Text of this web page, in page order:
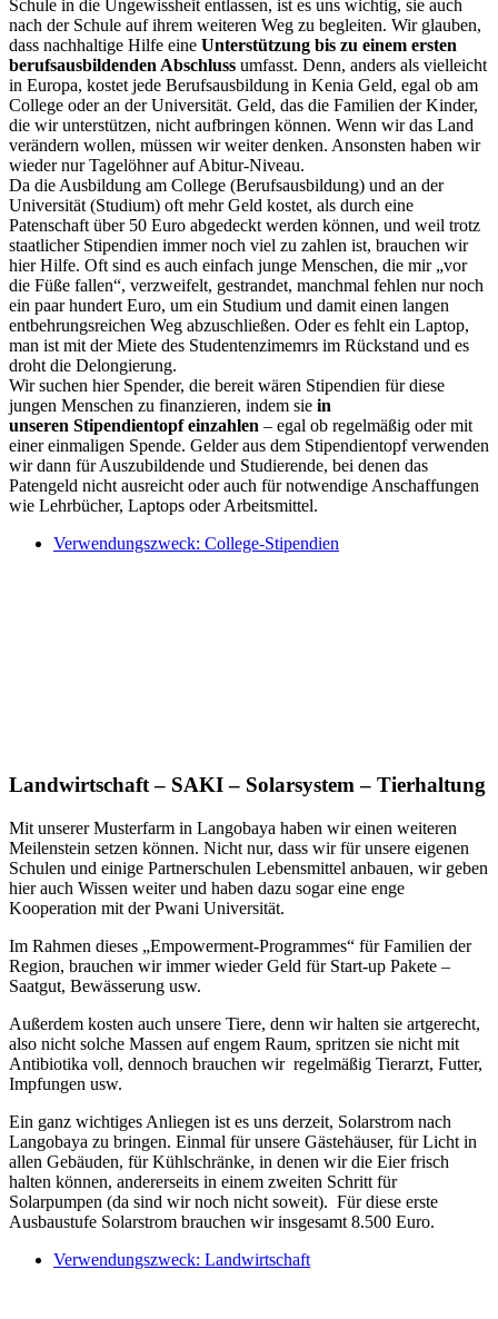
Schule in die Ungewissheit entlassen, ist es uns wichtig, sie auch
nach der Schule auf ihrem weiteren Weg zu begleiten. Wir glauben,
dass nachhaltige Hilfe eine Unterstützung bis zu einem ersten
berufsausbildenden Abschluss umfasst. Denn, anders als vielleicht
in Europa, kostet jede Berufsausbildung in Kenia Geld, egal ob am
College oder an der Universität. Geld, das die Familien der Kinder,
die wir unterstützen, nicht aufbringen können. Wenn wir das Land
verändern wollen, müssen wir weiter denken. Ansonsten haben wir
wieder nur Tagelöhner auf Abitur-Niveau.
Da die Ausbildung am College (Berufsausbildung) und an der
Universität (Studium) oft mehr Geld kostet, als durch eine
Patenschaft über 50 Euro abgedeckt werden können, und weil trotz
staatlicher Stipendien immer noch viel zu zahlen ist, brauchen wir
hier Hilfe. Oft sind es auch einfach junge Menschen, die mir „vor
die Füße fallen“, verzweifelt, gestrandet, manchmal fehlen nur noch
ein paar hundert Euro, um ein Studium und damit einen langen
entbehrungsreichen Weg abzuschließen. Oder es fehlt ein Laptop,
man ist mit der Miete des Studentenzimemrs im Rückstand und es
droht die Delongierung.
Wir suchen hier Spender, die bereit wären Stipendien für diese
jungen Menschen zu finanzieren, indem sie in
unseren Stipendientopf einzahlen – egal ob regelmäßig oder mit
einer einmaligen Spende. Gelder aus dem Stipendientopf verwenden
wir dann für Auszubildende und Studierende, bei denen das
Patengeld nicht ausreicht oder auch für notwendige Anschaffungen
wie Lehrbücher, Laptops oder Arbeitsmittel.
Verwendungszweck: College-Stipendien
Landwirtschaft – SAKI – Solarsystem – Tierhaltung
Mit unserer Musterfarm in Langobaya haben wir einen weiteren
Meilenstein setzen können. Nicht nur, dass wir für unsere eigenen
Schulen und einige Partnerschulen Lebensmittel anbauen, wir geben
hier auch Wissen weiter und haben dazu sogar eine enge
Kooperation mit der Pwani Universität.
Im Rahmen dieses „Empowerment-Programmes“ für Familien der
Region, brauchen wir immer wieder Geld für Start-up Pakete –
Saatgut, Bewässerung usw.
Außerdem kosten auch unsere Tiere, denn wir halten sie artgerecht,
also nicht solche Massen auf engem Raum, spritzen sie nicht mit
Antibiotika voll, dennoch brauchen wir regelmäßig Tierarzt, Futter,
Impfungen usw.
Ein ganz wichtiges Anliegen ist es uns derzeit, Solarstrom nach
Langobaya zu bringen. Einmal für unsere Gästehäuser, für Licht in
allen Gebäuden, für Kühlschränke, in denen wir die Eier frisch
halten können, andererseits in einem zweiten Schritt für
Solarpumpen (da sind wir noch nicht soweit). Für diese erste
Ausbaustufe Solarstrom brauchen wir insgesamt 8.500 Euro.
Verwendungszweck: Landwirtschaft